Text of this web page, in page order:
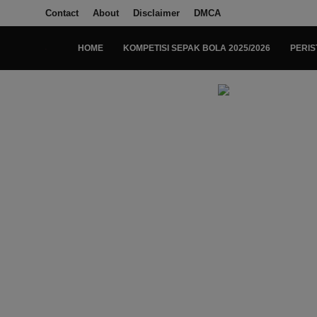
Contact About Disclaimer DMCA
HOME KOMPETISI SEPAK BOLA 2025/2026